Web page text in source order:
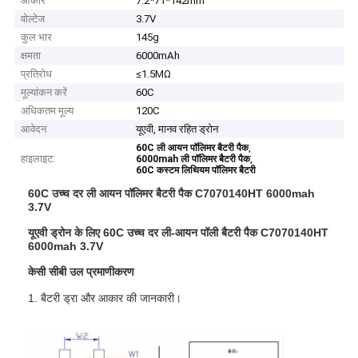
वोल्टेज
3.7V
कुल भार
145g
क्षमता
6000mAh
प्रतिरोध
≤1.5MΩ
मूल्यांकन करें
60C
अधिकतम मूल्य
120C
आवेदन
यूएवी, मानव रहित ड्रोन
हाइलाइट:
60C ली आयन पॉलिमर बैटरी पैक,
6000mah ली पॉलिमर बैटरी पैक,
60C कस्टम लिथियम पॉलिमर बैटरी
60C उच्च दर ली आयन पॉलिमर बैटरी पैक C7070140HT 6000mah
3.7V
यूएवी ड्रोन के लिए 60C उच्च दर ली-आयन पॉली बैटरी पैक C7070140HT
6000mah 3.7V
केसी सीबी उल प्रमाणीकरण
1. बैटरी ड्रा और आकार की जानकारी।